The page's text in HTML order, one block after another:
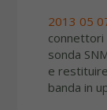
2013 05
connettori
sonda
e
banda in